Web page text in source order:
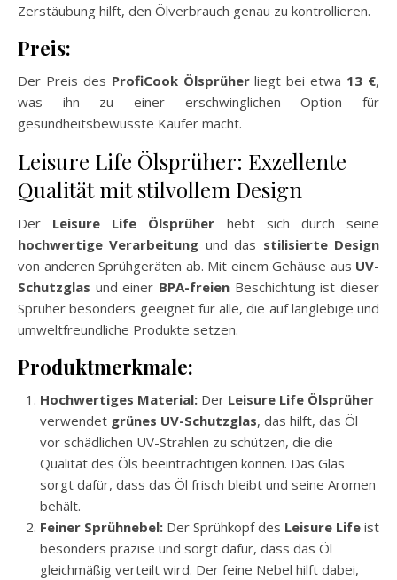
Zerstäubung hilft, den Ölverbrauch genau zu kontrollieren.
Preis:
Der Preis des ProfiCook Ölsprüherliegt bei etwa 13 €,
was ihn zu einer erschwinglichen Option für
gesundheitsbewusste Käufer macht.
Leisure Life Ölsprüher: Exzellente
Qualität mit stilvollem Design
Der Leisure Life Ölsprüher hebt sich durch seine
hochwertige Verarbeitung und das stilisierte Design
von anderen Sprühgeräten ab. Mit einem Gehäuse aus UV-
Schutzglas und einer BPA-freien Beschichtung ist dieser
Sprüher besonders geeignet für alle, die auf langlebige und
umweltfreundliche Produkte setzen.
Produktmerkmale:
Hochwertiges Material: Der Leisure Life Ölsprüher
verwendet grünes UV-Schutzglas, das hilft, das Öl
vor schädlichen UV-Strahlen zu schützen, die die
Qualität des Öls beeinträchtigen können. Das Glas
sorgt dafür, dass das Öl frisch bleibt und seine Aromen
behält.
Feiner Sprühnebel: Der Sprühkopf des Leisure Life ist
besonders präzise und sorgt dafür, dass das Öl
gleichmäßig verteilt wird. Der feine Nebel hilft dabei,